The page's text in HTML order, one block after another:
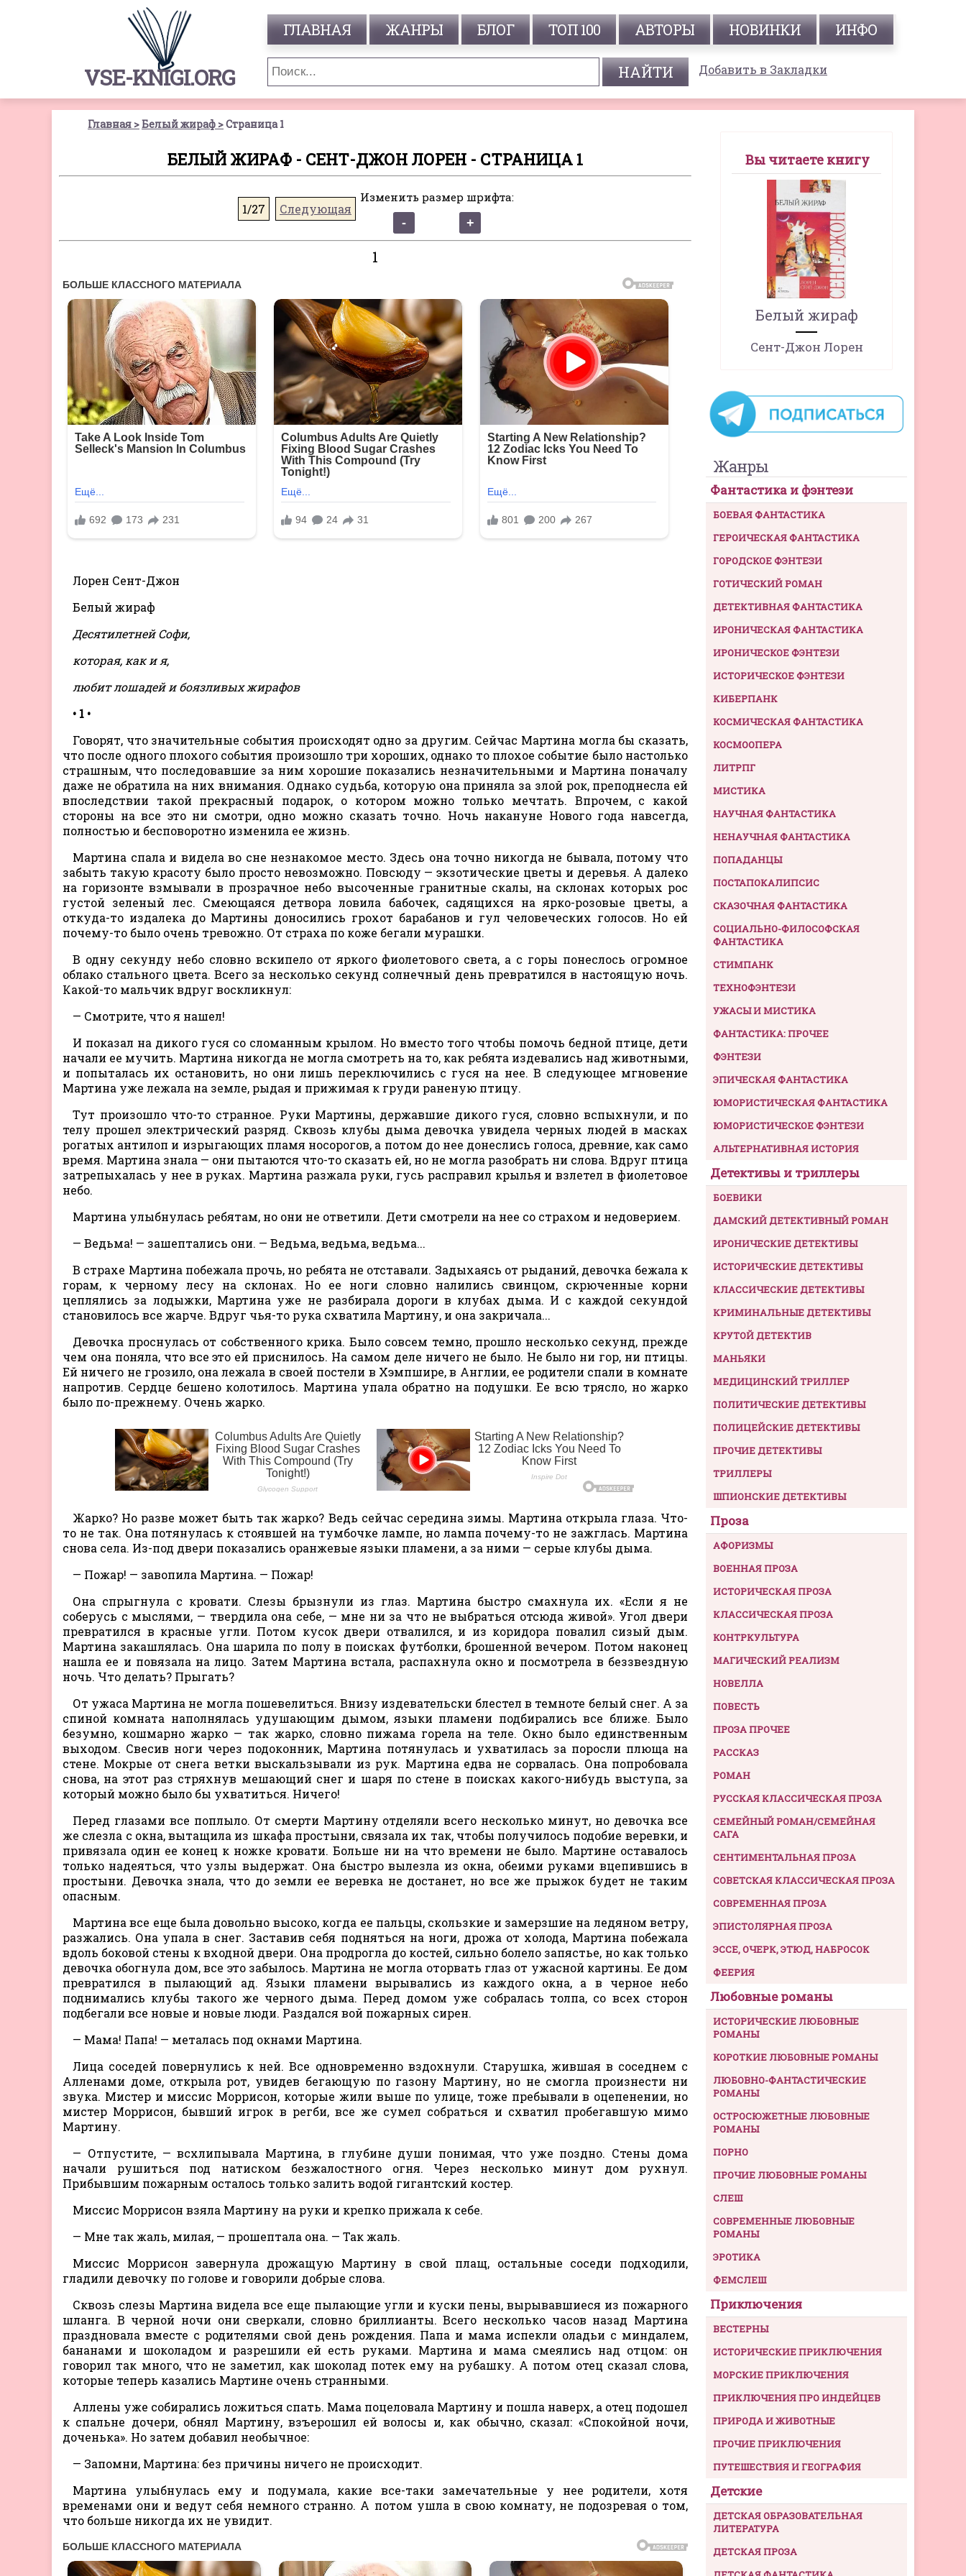
VSE-KNIGI.ORG
ГЛАВНАЯ ЖАНРЫ БЛОГ ТОП 100 АВТОРЫ НОВИНКИ ИНФО
Добавить в Закладки
Главная Белый жираф Страница 1
БЕЛЫЙ ЖИРАФ - СЕНТ-ДЖОН ЛОРЕН - СТРАНИЦА 1
1/27 Следующая
Изменить размер шрифта:
1
Лорен Сент-Джон
Белый жираф
Десятилетней Софи,
которая, как и я,
любит лошадей и боязливых жирафов
• 1 •
Говорят, что значительные события происходят одно за другим. Сейчас Мартина могла бы сказать,
что после одного плохого события произошло три хороших, однако то плохое событие было настолько
страшным, что последовавшие за ним хорошие показались незначительными и Мартина поначалу
даже не обратила на них внимания. Однако судьба, которую она приняла за злой рок, преподнесла ей
впоследствии такой прекрасный подарок, о котором можно только мечтать. Впрочем, с какой
стороны на все это ни смотри, одно можно сказать точно. Ночь накануне Нового года навсегда,
полностью и бесповоротно изменила ее жизнь.
Мартина спала и видела во сне незнакомое место. Здесь она точно никогда не бывала, потому что
забыть такую красоту было просто невозможно. Повсюду — экзотические цветы и деревья. А далеко
на горизонте взмывали в прозрачное небо высоченные гранитные скалы, на склонах которых рос
густой зеленый лес. Смеющаяся детвора ловила бабочек, садящихся на ярко-розовые цветы, а
откуда-то издалека до Мартины доносились грохот барабанов и гул человеческих голосов. Но ей
почему-то было очень тревожно. От страха по коже бегали мурашки.
В одну секунду небо словно вскипело от яркого фиолетового света, а с горы понеслось огромное
облако стального цвета. Всего за несколько секунд солнечный день превратился в настоящую ночь.
Какой-то мальчик вдруг воскликнул:
— Смотрите, что я нашел!
И показал на дикого гуся со сломанным крылом. Но вместо того чтобы помочь бедной птице, дети
начали ее мучить. Мартина никогда не могла смотреть на то, как ребята издевались над животными,
и попыталась их остановить, но они лишь переключились с гуся на нее. В следующее мгновение
Мартина уже лежала на земле, рыдая и прижимая к груди раненую птицу.
Тут произошло что-то странное. Руки Мартины, державшие дикого гуся, словно вспыхнули, и по
телу прошел электрический разряд. Сквозь клубы дыма девочка увидела черных людей в масках
рогатых антилоп и изрыгающих пламя носорогов, а потом до нее донеслись голоса, древние, как само
время. Мартина знала — они пытаются что-то сказать ей, но не могла разобрать ни слова. Вдруг птица
затрепыхалась у нее в руках. Мартина разжала руки, гусь расправил крылья и взлетел в фиолетовое
небо.
Мартина улыбнулась ребятам, но они не ответили. Дети смотрели на нее со страхом и недоверием.
— Ведьма! — зашептались они. — Ведьма, ведьма, ведьма...
В страхе Мартина побежала прочь, но ребята не отставали. Задыхаясь от рыданий, девочка бежала к
горам, к черному лесу на склонах. Но ее ноги словно налились свинцом, скрюченные корни
цеплялись за лодыжки, Мартина уже не разбирала дороги в клубах дыма. И с каждой секундой
становилось все жарче. Вдруг чья-то рука схватила Мартину, и она закричала...
Девочка проснулась от собственного крика. Было совсем темно, прошло несколько секунд, прежде
чем она поняла, что все это ей приснилось. На самом деле ничего не было. Не было ни гор, ни птицы.
Ей ничего не грозило, она лежала в своей постели в Хэмпшире, в Англии, ее родители спали в комнате
напротив. Сердце бешено колотилось. Мартина упала обратно на подушки. Ее всю трясло, но жарко
было по-прежнему. Очень жарко.
Жарко? Но разве может быть так жарко? Ведь сейчас середина зимы. Мартина открыла глаза. Что-
то не так. Она потянулась к стоявшей на тумбочке лампе, но лампа почему-то не зажглась. Мартина
снова села. Из-под двери показались оранжевые языки пламени, а за ними — серые клубы дыма.
— Пожар! — завопила Мартина. — Пожар!
Она спрыгнула с кровати. Слезы брызнули из глаз. Мартина быстро смахнула их. «Если я не
соберусь с мыслями, — твердила она себе, — мне ни за что не выбраться отсюда живой». Угол двери
превратился в красные угли. Потом кусок двери отвалился, и из коридора повалил сизый дым.
Мартина закашлялась. Она шарила по полу в поисках футболки, брошенной вечером. Потом наконец
нашла ее и повязала на лицо. Затем Мартина встала, распахнула окно и посмотрела в беззвездную
ночь. Что делать? Прыгать?
От ужаса Мартина не могла пошевелиться. Внизу издевательски блестел в темноте белый снег. А за
спиной комната наполнялась удушающим дымом, языки пламени подбирались все ближе. Было
безумно, кошмарно жарко — так жарко, словно пижама горела на теле. Окно было единственным
выходом. Свесив ноги через подоконник, Мартина потянулась и ухватилась за поросли плюща на
стене. Мокрые от снега ветки выскальзывали из рук. Мартина едва не сорвалась. Она попробовала
снова, на этот раз стряхнув мешающий снег и шаря по стене в поисках какого-нибудь выступа, за
который можно было бы ухватиться. Ничего!
Перед глазами все поплыло. От смерти Мартину отделяли всего несколько минут, но девочка все
же слезла с окна, вытащила из шкафа простыни, связала их так, чтобы получилось подобие веревки, и
привязала один ее конец к ножке кровати. Больше ни на что времени не было. Мартине оставалось
только надеяться, что узлы выдержат. Она быстро вылезла из окна, обеими руками вцепившись в
простыни. Девочка знала, что до земли ее веревка не достанет, но все же прыжок будет не таким
опасным.
Мартина все еще была довольно высоко, когда ее пальцы, скользкие и замерзшие на ледяном ветру,
разжались. Она упала в снег. Заставив себя подняться на ноги, дрожа от холода, Мартина побежала
вдоль боковой стены к входной двери. Она продрогла до костей, сильно болело запястье, но как только
девочка обогнула дом, все это забылось. Мартина не могла оторвать глаз от ужасной картины. Ее дом
превратился в пылающий ад. Языки пламени вырывались из каждого окна, а в черное небо
поднимались клубы такого же черного дыма. Перед домом уже собралась толпа, со всех сторон
подбегали все новые и новые люди. Раздался вой пожарных сирен.
— Мама! Папа! — металась под окнами Мартина.
Лица соседей повернулись к ней. Все одновременно вздохнули. Старушка, жившая в соседнем с
Алленами доме, открыла рот, увидев бегающую по газону Мартину, но не смогла произнести ни
звука. Мистер и миссис Моррисон, которые жили выше по улице, тоже пребывали в оцепенении, но
мистер Моррисон, бывший игрок в регби, все же сумел собраться и схватил пробегавшую мимо
Мартину.
— Отпустите, — всхлипывала Мартина, в глубине души понимая, что уже поздно. Стены дома
начали рушиться под натиском безжалостного огня. Через несколько минут дом рухнул.
Прибывшим пожарным осталось только залить водой гигантский костер.
Миссис Моррисон взяла Мартину на руки и крепко прижала к себе.
— Мне так жаль, милая, — прошептала она. — Так жаль.
Миссис Моррисон завернула дрожащую Мартину в свой плащ, остальные соседи подходили,
гладили девочку по голове и говорили добрые слова.
Сквозь слезы Мартина видела все еще пылающие угли и куски пены, вырывавшиеся из пожарного
шланга. В черной ночи они сверкали, словно бриллианты. Всего несколько часов назад Мартина
праздновала вместе с родителями свой день рождения. Папа и мама испекли оладьи с миндалем,
бананами и шоколадом и разрешили ей есть руками. Мартина и мама смеялись над отцом: он
говорил так много, что не заметил, как шоколад потек ему на рубашку. А потом отец сказал слова,
которые теперь казались Мартине очень странными.
Аллены уже собирались ложиться спать. Мама поцеловала Мартину и пошла наверх, а отец подошел
к спальне дочери, обнял Мартину, взъерошил ей волосы и, как обычно, сказал: «Спокойной ночи,
доченька». Но затем добавил необычное:
— Запомни, Мартина: без причины ничего не происходит.
Мартина улыбнулась ему и подумала, какие все-таки замечательные у нее родители, хотя
временами они и ведут себя немного странно. А потом ушла в свою комнату, не подозревая о том,
что больше никогда их не увидит.
Вы читаете книгу
Белый жираф
Сент-Джон Лорен
Жанры
Фантастика и фэнтези
БОЕВАЯ ФАНТАСТИКА
ГЕРОИЧЕСКАЯ ФАНТАСТИКА
ГОРОДСКОЕ ФЭНТЕЗИ
ГОТИЧЕСКИЙ РОМАН
ДЕТЕКТИВНАЯ ФАНТАСТИКА
ИРОНИЧЕСКАЯ ФАНТАСТИКА
ИРОНИЧЕСКОЕ ФЭНТЕЗИ
ИСТОРИЧЕСКОЕ ФЭНТЕЗИ
КИБЕРПАНК
КОСМИЧЕСКАЯ ФАНТАСТИКА
КОСМООПЕРА
ЛИТРПГ
МИСТИКА
НАУЧНАЯ ФАНТАСТИКА
НЕНАУЧНАЯ ФАНТАСТИКА
ПОПАДАНЦЫ
ПОСТАПОКАЛИПСИС
СКАЗОЧНАЯ ФАНТАСТИКА
СОЦИАЛЬНО-ФИЛОСОФСКАЯ
ФАНТАСТИКА
СТИМПАНК
ТЕХНОФЭНТЕЗИ
УЖАСЫ И МИСТИКА
ФАНТАСТИКА: ПРОЧЕЕ
ФЭНТЕЗИ
ЭПИЧЕСКАЯ ФАНТАСТИКА
ЮМОРИСТИЧЕСКАЯ ФАНТАСТИКА
ЮМОРИСТИЧЕСКОЕ ФЭНТЕЗИ
АЛЬТЕРНАТИВНАЯ ИСТОРИЯ
Детективы и триллеры
БОЕВИКИ
ДАМСКИЙ ДЕТЕКТИВНЫЙ РОМАН
ИРОНИЧЕСКИЕ ДЕТЕКТИВЫ
ИСТОРИЧЕСКИЕ ДЕТЕКТИВЫ
КЛАССИЧЕСКИЕ ДЕТЕКТИВЫ
КРИМИНАЛЬНЫЕ ДЕТЕКТИВЫ
КРУТОЙ ДЕТЕКТИВ
МАНЬЯКИ
МЕДИЦИНСКИЙ ТРИЛЛЕР
ПОЛИТИЧЕСКИЕ ДЕТЕКТИВЫ
ПОЛИЦЕЙСКИЕ ДЕТЕКТИВЫ
ПРОЧИЕ ДЕТЕКТИВЫ
ТРИЛЛЕРЫ
ШПИОНСКИЕ ДЕТЕКТИВЫ
Проза
АФОРИЗМЫ
ВОЕННАЯ ПРОЗА
ИСТОРИЧЕСКАЯ ПРОЗА
КЛАССИЧЕСКАЯ ПРОЗА
КОНТРКУЛЬТУРА
МАГИЧЕСКИЙ РЕАЛИЗМ
НОВЕЛЛА
ПОВЕСТЬ
ПРОЗА ПРОЧЕЕ
РАССКАЗ
РОМАН
РУССКАЯ КЛАССИЧЕСКАЯ ПРОЗА
СЕМЕЙНЫЙ РОМАН/СЕМЕЙНАЯ
САГА
СЕНТИМЕНТАЛЬНАЯ ПРОЗА
СОВЕТСКАЯ КЛАССИЧЕСКАЯ ПРОЗА
СОВРЕМЕННАЯ ПРОЗА
ЭПИСТОЛЯРНАЯ ПРОЗА
ЭССЕ, ОЧЕРК, ЭТЮД, НАБРОСОК
ФЕЕРИЯ
Любовные романы
ИСТОРИЧЕСКИЕ ЛЮБОВНЫЕ
РОМАНЫ
КОРОТКИЕ ЛЮБОВНЫЕ РОМАНЫ
ЛЮБОВНО-ФАНТАСТИЧЕСКИЕ
РОМАНЫ
ОСТРОСЮЖЕТНЫЕ ЛЮБОВНЫЕ
РОМАНЫ
ПОРНО
ПРОЧИЕ ЛЮБОВНЫЕ РОМАНЫ
СЛЕШ
СОВРЕМЕННЫЕ ЛЮБОВНЫЕ
РОМАНЫ
ЭРОТИКА
ФЕМСЛЕШ
Приключения
ВЕСТЕРНЫ
ИСТОРИЧЕСКИЕ ПРИКЛЮЧЕНИЯ
МОРСКИЕ ПРИКЛЮЧЕНИЯ
ПРИКЛЮЧЕНИЯ ПРО ИНДЕЙЦЕВ
ПРИРОДА И ЖИВОТНЫЕ
ПРОЧИЕ ПРИКЛЮЧЕНИЯ
ПУТЕШЕСТВИЯ И ГЕОГРАФИЯ
Детские
ДЕТСКАЯ ОБРАЗОВАТЕЛЬНАЯ
ЛИТЕРАТУРА
ДЕТСКАЯ ПРОЗА